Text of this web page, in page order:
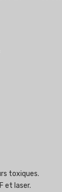
toxiques.
et laser.